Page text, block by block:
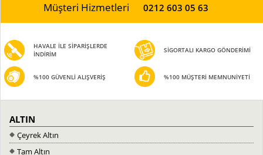
Müşteri Hizmetleri 0212 603 05 63
HAVALE İLE SİPARİŞLERDE
İNDİRİM
SİGORTALI KARGO GÖNDERİMİ
%100 GÜVENLİ ALIŞVERİŞ %100 MÜŞTERİ MEMNUNİYETİ
ALTIN
Çeyrek Altın
Tam Altın